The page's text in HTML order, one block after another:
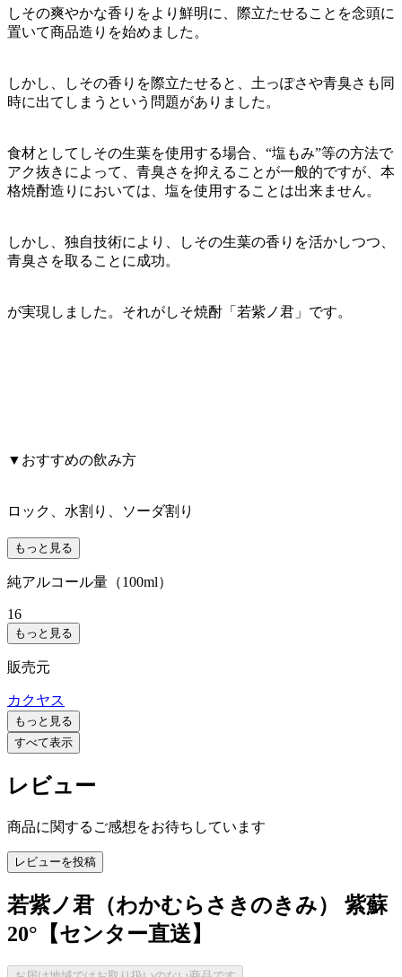
しその爽やかな香りをより鮮明に、際立たせることを念頭に
置いて商品造りを始めました。
しかし、しその香りを際立たせると、土っぽさや青臭さも同
時に出てしまうという問題がありました。
食材としてしその生葉を使用する場合、“塩もみ”等の方法で
アク抜きによって、青臭さを抑えることが一般的ですが、本
格焼酎造りにおいては、塩を使用することは出来ません。
しかし、独自技術により、しその生葉の香りを活かしつつ、
青臭さを取ることに成功。
が実現しました。それがしそ焼酎「若紫ノ君」です。
▼おすすめの飲み方
ロック、水割り、ソーダ割り
もっと見る
純アルコール量（100ml）
16
もっと見る
販売元
カクヤス
もっと見る
すべて表示
レビュー
商品に関するご感想をお待ちしています
レビューを投稿
若紫ノ君（わかむらさきのきみ） 紫蘇
20°【センター直送】